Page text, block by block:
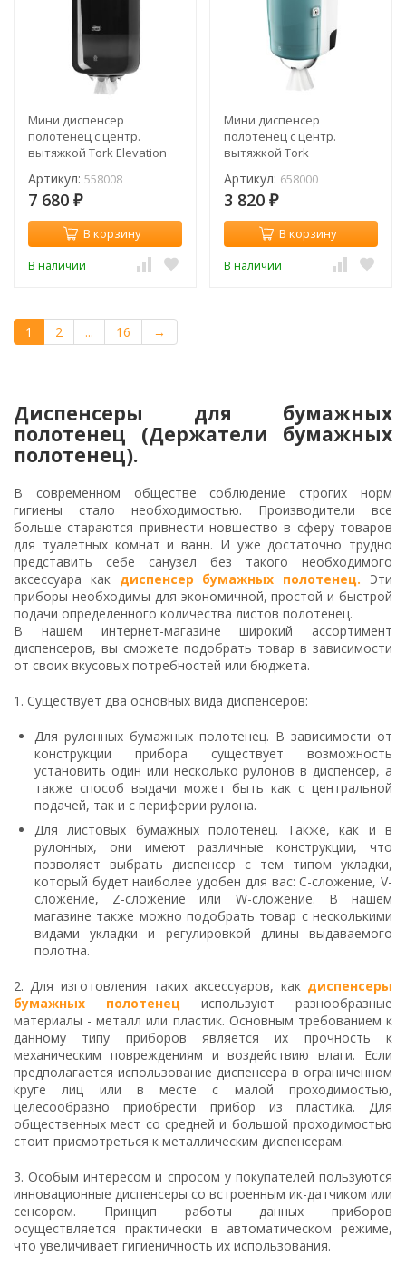
Мини диспенсер
полотенец с центр.
вытяжкой Tork Elevation
Артикул: 558008
7 680 ₽
В корзину
В наличии
Мини диспенсер
полотенец с центр.
вытяжкой Tork
Артикул: 658000
3 820 ₽
В корзину
В наличии
1 2 ... 16 →
Диспенсеры для бумажных
полотенец (Держатели бумажных
полотенец).
В современном обществе соблюдение строгих норм
гигиены стало необходимостью. Производители все
больше стараются привнести новшество в сферу товаров
для туалетных комнат и ванн. И уже достаточно трудно
представить себе санузел без такого необходимого
аксессуара как диспенсер бумажных полотенец. Эти
приборы необходимы для экономичной, простой и быстрой
подачи определенного количества листов полотенец.
В нашем интернет-магазине широкий ассортимент
диспенсеров, вы сможете подобрать товар в зависимости
от своих вкусовых потребностей или бюджета.
1. Существует два основных вида диспенсеров:
Для рулонных бумажных полотенец. В зависимости от
конструкции прибора существует возможность
установить один или несколько рулонов в диспенсер, а
также способ выдачи может быть как с центральной
подачей, так и с периферии рулона.
Для листовых бумажных полотенец. Также, как и в
рулонных, они имеют различные конструкции, что
позволяет выбрать диспенсер с тем типом укладки,
который будет наиболее удобен для вас: C-сложение, V-
сложение, Z-сложение или W-сложение. В нашем
магазине также можно подобрать товар с несколькими
видами укладки и регулировкой длины выдаваемого
полотна.
2.Для изготовления таких аксессуаров, как диспенсеры
бумажных полотенец используют разнообразные
материалы - металл или пластик. Основным требованием к
данному типу приборов является их прочность к
механическим повреждениям и воздействию влаги. Если
предполагается использование диспенсера в ограниченном
круге лиц или в месте с малой проходимостью,
целесообразно приобрести прибор из пластика. Для
общественных мест со средней и большой проходимостью
стоит присмотреться к металлическим диспенсерам.
3. Особым интересом и спросом у покупателей пользуются
инновационные диспенсеры со встроенным ик-датчиком или
сенсором. Принцип работы данных приборов
осуществляется практически в автоматическом режиме,
что увеличивает гигиеничность их использования.